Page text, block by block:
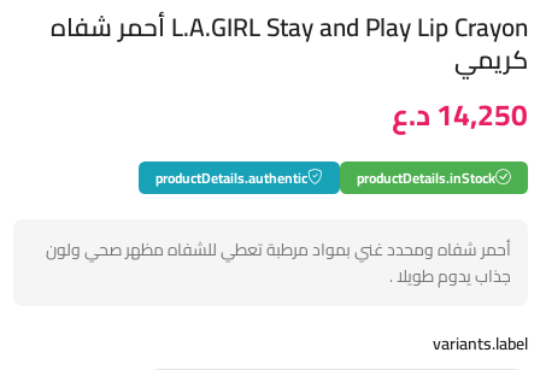
L.A.GIRL Stay and Play Lip Crayon أحمر شفاه
كريمي
14,250 د.ع
productDetails.inStock
productDetails.authentic
أحمر شفاه ومحدد غني بمواد مرطبة تعطي للشفاه مظهر صحي ولون
جذاب يدوم طويلا .
variants.label